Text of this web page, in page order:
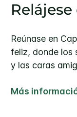
Reúnase en
feliz, donde los
y las caras
Más